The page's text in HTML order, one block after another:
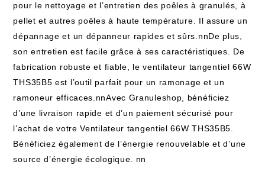
pour le nettoyage et l’entretien des poêles à granulés, à
pellet et autres poêles à haute température. Il assure un
dépannage et un dépanneur rapides et sûrs.nnDe plus,
son entretien est facile grâce à ses caractéristiques. De
fabrication robuste et fiable, le ventilateur tangentiel 66W
THS35B5 est l’outil parfait pour un ramonage et un
ramoneur efficaces.nnAvec Granuleshop, bénéficiez
d’une livraison rapide et d’un paiement sécurisé pour
l’achat de votre Ventilateur tangentiel 66W THS35B5.
Bénéficiez également de l’énergie renouvelable et d’une
source d’énergie écologique. nn